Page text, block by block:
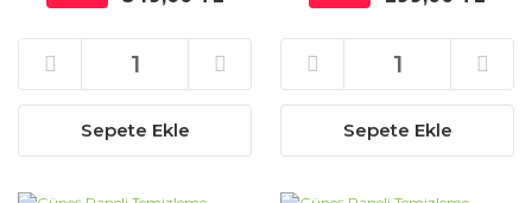
Sepete Ekle Sepete Ekle